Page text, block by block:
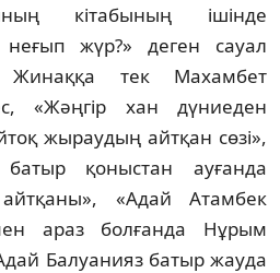
кітабының ішінде
жүр?» деген сауал
Жи­наққа тек Махамбет
«Жәң­гір хан дүниеден
жыраудың айтқан сөзі»,
қоныстан ауғанда
«Адай Атамбек
араз болғанда Нұрым
Балуанияз батыр жауда